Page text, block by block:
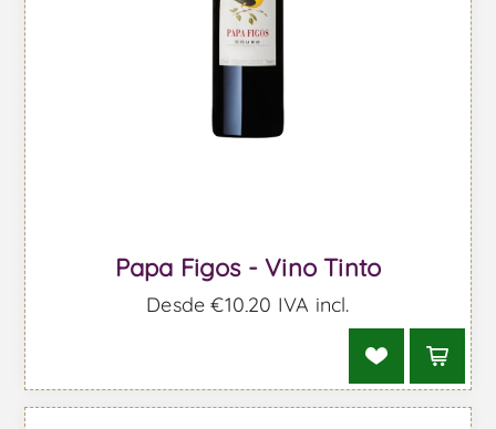
Papa Figos - Vino Tinto
Desde €10,20 IVA incl.